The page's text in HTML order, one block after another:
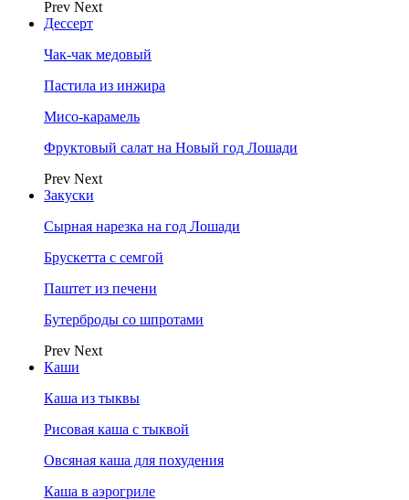
Prev Next
Дессерт
Чак-чак медовый
Пастила из инжира
Мисо-карамель
Фруктовый салат на Новый год Лошади
Prev Next
Закуски
Сырная нарезка на год Лошади
Брускетта с семгой
Паштет из печени
Бутерброды со шпротами
Prev Next
Каши
Каша из тыквы
Рисовая каша с тыквой
Овсяная каша для похудения
Каша в аэрогриле